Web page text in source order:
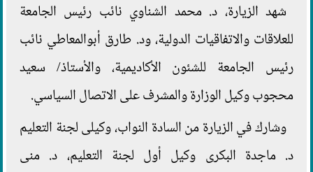
شهد الزيارة، د. محمد الشناوي نائب رئيس الجامعة
للعلاقات والاتفاقيات الدولية، ود. طارق أبوالمعاطي نائب
رئيس الجامعة للشئون الأكاديمية، والأستاذ/ سعيد
محجوب وكيل الوزارة والمشرف على الاتصال السياسي.
وشارك في الزيارة من السادة النواب، وكيلى لجنة التعليم
د. ماجدة البكرى وكيل أول لجنة التعليم، د. منى